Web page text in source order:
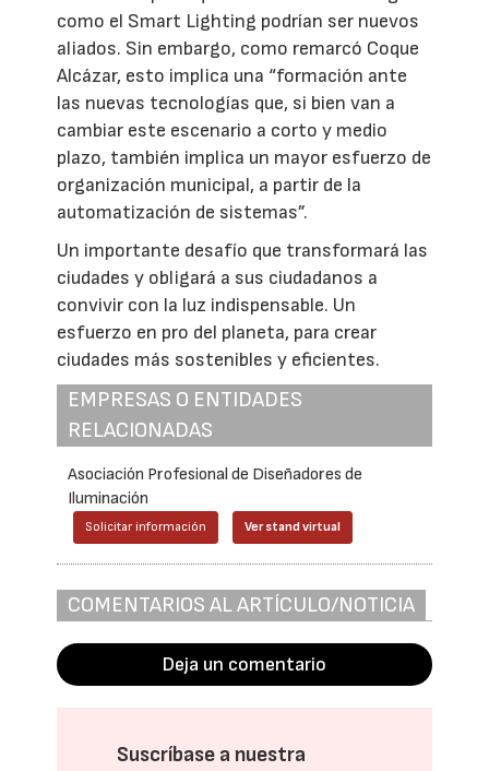
como el Smart Lighting podrían ser nuevos
aliados. Sin embargo, como remarcó Coque
Alcázar, esto implica una “formación ante
las nuevas tecnologías que, si bien van a
cambiar este escenario a corto y medio
plazo, también implica un mayor esfuerzo de
organización municipal, a partir de la
automatización de sistemas”.
Un importante desafío que transformará las
ciudades y obligará a sus ciudadanos a
convivir con la luz indispensable. Un
esfuerzo en pro del planeta, para crear
ciudades más sostenibles y eficientes.
EMPRESAS O ENTIDADES
RELACIONADAS
Asociación Profesional de Diseñadores de
Iluminación
Solicitar información Ver stand virtual
COMENTARIOS AL ARTÍCULO/NOTICIA
Deja un comentario
Suscríbase a nuestra